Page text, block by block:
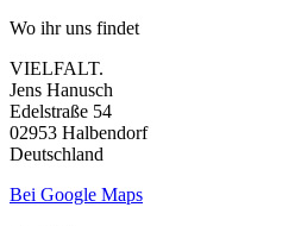
Wo ihr uns findet
VIELFALT.
Jens Hanusch
Edelstraße 54
02953 Halbendorf
Deutschland
Bei Google Maps